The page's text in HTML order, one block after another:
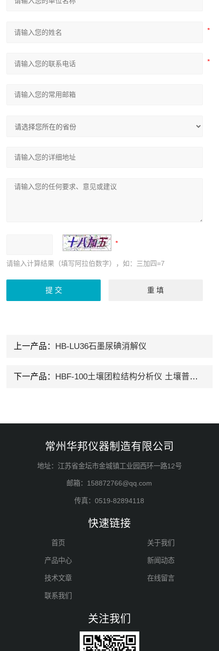
请输入计算结果（填写阿拉伯数字），如：三加四=7
上一产品： HB-LU36石墨尿碘消解仪
下一产品： HBF-100土壤团粒结构分析仪 土壤普查专用仪器设备
常州华邦仪器制造有限公司
地址：江苏省金坛市金城镇工业园西环一路12号
邮箱：158872766@qq.com
传真：0519-82894118
快速链接
首页 关于我们
产品中心 新闻动态
技术文章 在线留言
联系我们
关注我们